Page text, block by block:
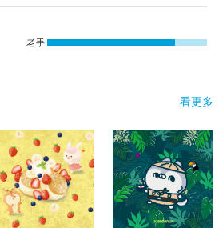
老手
看更多